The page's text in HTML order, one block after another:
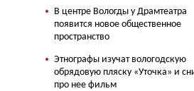
В центре Вологды у Драмтеатра
появится новое общественное
пространство
Этнографы изучат вологодскую
обрядовую пляску «Уточка» и
про нее фильм